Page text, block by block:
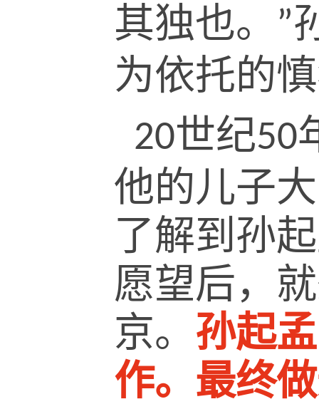
其独也。
”
为依托的
20世纪50
他的儿子
了解到孙
愿望后，
京。 孙起
作。最终